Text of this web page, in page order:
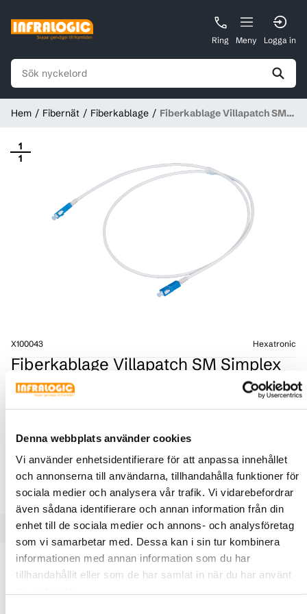
Denna webbplats använder cookies
Vi använder enhetsidentifierare för att anpassa innehållet
och annonserna till användarna, tillhandahålla funktioner för
sociala medier och analysera vår trafik. Vi vidarebefordrar
även sådana identifierare och annan information från din
enhet till de sociala medier och annons- och analysföretag
som vi samarbetar med. Dessa kan i sin tur kombinera
informationen med annan information som du har
tillhandahållit eller som de har samlat in när du har använt
Ring Meny Logga in
Hem Fibernät Fiberkablage
Fiberkablage Villapatch SM
1
1
X100043 Hexatronic
Fiberkablage Villapatch SM Simplex
SC/APC - SC/APC, Hexatronic
Fiberoptiska simplexkablage anpassade för användning
hos FTTH-kunder. Den böjokänsliga fibern överträffar
LÄNGD (M)
Produktbeskrivning Specifikationer Dokument